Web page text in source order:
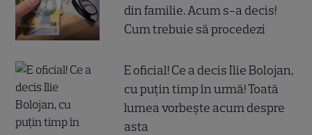
din familie. Acum s-a decis!
Cum trebuie să procedezi
E oficial! Ce a decis Ilie Bolojan,
cu puțin timp în urmă! Toată
lumea vorbește acum despre
asta